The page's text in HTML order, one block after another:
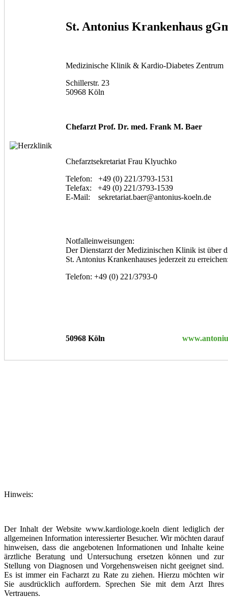
St. Antonius Krankenhaus
Medizinische Klinik & Kardio-Diabetes Zentrum
Schillerstr. 23
50968 Köln
Chefarzt Prof. Dr. med. Frank M. Baer
Chefarztsekretariat Frau Klyuchko
Telefon: +49 (0) 221/3793-1531
Telefax: +49 (0) 221/3793-1539
E-Mail: sekretariat.baer@antonius-koeln.de
Notfalleinweisungen:
Der Dienstarzt der Medizinischen Klinik ist über
St. Antonius Krankenhauses jederzeit zu
Telefon: +49 (0) 221/3793-0
50968 Köln
Hinweis:
Der Inhalt der Website www.kardiologe.koeln dient lediglich der
allgemeinen Information interessierter Besucher. Wir möchten darauf
hinweisen, dass die angebotenen Informationen und Inhalte keine
ärztliche Beratung und Untersuchung ersetzen können und zur
Stellung von Diagnosen und Vorgehensweisen nicht geeignet sind.
Es ist immer ein Facharzt zu Rate zu ziehen. Hierzu möchten wir
Sie ausdrücklich auffordern. Sprechen Sie mit dem Arzt Ihres
Vertrauens.